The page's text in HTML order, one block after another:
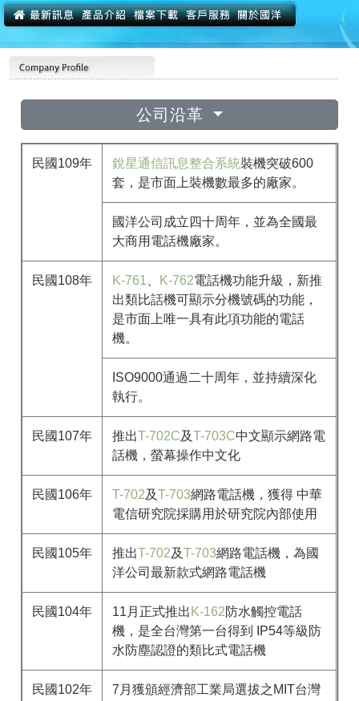
公司沿革
民國109年 銳星通信訊息整合系統裝機突破600
套，是市面上裝機數最多的廠家。
國洋公司成立四十周年，並為全國最
大商用電話機廠家。
民國108年 K-761 K-762電話機功能升級，新推
出類比話機可顯示分機號碼的功能，
是市面上唯一具有此項功能的電話
機。
ISO9000通過二十周年，並持續深化
執行。
民國107年 推出T-702C及T-703C中文顯示網路電
話機，螢幕操作中文化
民國106年 T-702及T-703網路電話機，獲得 中華
電信研究院採購用於研究院內部使用
民國105年 推出T-702及T-703網路電話機，為國
洋公司最新款式網路電話機
民國104年 11月正式推出 K-162防水觸控電話
機，是全台灣第一台得到 IP54等級防
水防塵認證的類比式電話機
民國102年
7月獲頒經濟部工業局選拔之MIT台灣